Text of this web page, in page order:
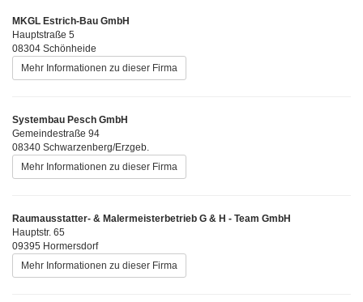
MKGL Estrich-Bau GmbH
Hauptstraße 5
08304 Schönheide
Mehr Informationen zu dieser Firma
Systembau Pesch GmbH
Gemeindestraße 94
08340 Schwarzenberg/Erzgeb.
Mehr Informationen zu dieser Firma
Raumausstatter- & Malermeisterbetrieb G & H - Team GmbH
Hauptstr. 65
09395 Hormersdorf
Mehr Informationen zu dieser Firma